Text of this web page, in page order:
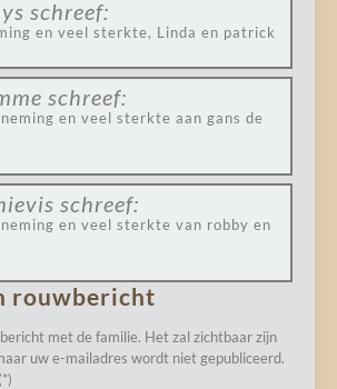
schreef:
en veel sterkte, Linda en patrick
schreef:
en veel sterkte aan gans de
schreef:
en veel sterkte van robby en
rouwbericht
met de familie. Het zal zichtbaar zijn
uw e-mailadres wordt niet gepubliceerd.